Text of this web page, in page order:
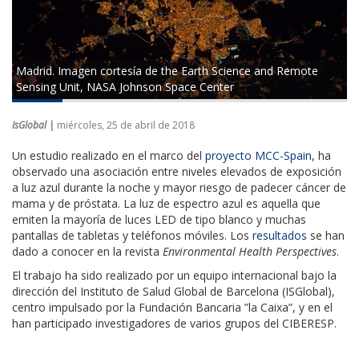
Madrid. Imagen cortesía de the Earth Science and Remote
Sensing Unit, NASA Johnson Space Center
IsGlobal | miércoles, 25 de abril de 2018
Un estudio realizado en el marco del proyecto MCC-Spain, ha
observado una asociación entre niveles elevados de exposición
a luz azul durante la noche y mayor riesgo de padecer cáncer de
mama y de próstata. La luz de espectro azul es aquella que
emiten la mayoría de luces LED de tipo blanco y muchas
pantallas de tabletas y teléfonos móviles. Los resultados se han
dado a conocer en la revista Environmental Health Perspectives.
El trabajo ha sido realizado por un equipo internacional bajo la
dirección del Instituto de Salud Global de Barcelona (ISGlobal),
centro impulsado por la Fundación Bancaria ”la Caixa”, y en el
han participado investigadores de varios grupos del CIBERESP.